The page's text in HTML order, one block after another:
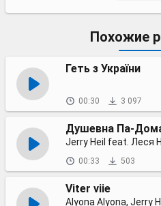
Похожие
Геть з України
00:30 3 097
Душевна Па-
Jerry Heil feat. Леся
00:33 503
Viter viie
Alyona Alyona, Jerry